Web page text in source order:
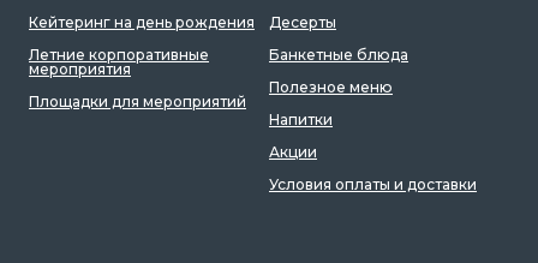
Кейтеринг на день рождения
Летние корпоративные
мероприятия
Площадки для мероприятий
Десерты
Банкетные блюда
Полезное меню
Напитки
Акции
Условия оплаты и доставки